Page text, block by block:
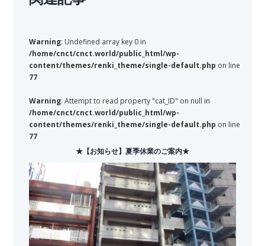
Warning: Undefined array key 0 in
/home/cnct/cnct.world/public_html/wp-
content/themes/renki_theme/single-default.php on line
77
Warning: Attempt to read property "cat_ID" on null in
/home/cnct/cnct.world/public_html/wp-
content/themes/renki_theme/single-default.php on line
77
★【お知らせ】夏季休業のご案内★